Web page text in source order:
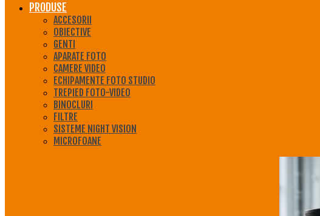
PRODUSE
ACCESORII
OBIECTIVE
GENTI
APARATE FOTO
CAMERE VIDEO
ECHIPAMENTE FOTO STUDIO
TREPIED FOTO-VIDEO
BINOCLURI
FILTRE
SISTEME NIGHT VISION
MICROFOANE